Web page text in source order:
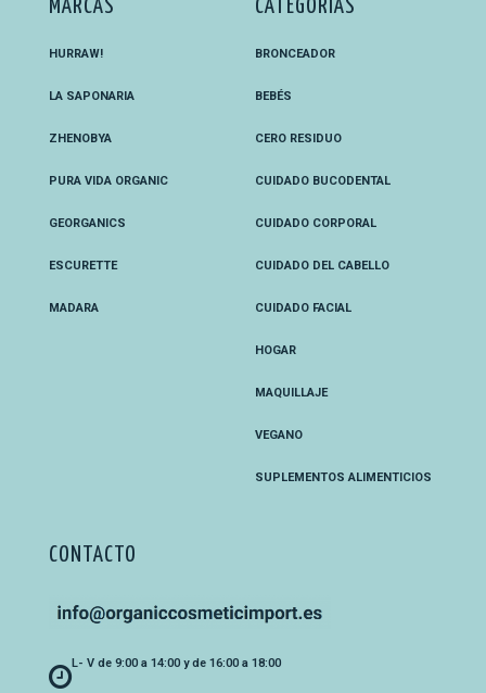
MARCAS
HURRAW!
LA SAPONARIA
ZHENOBYA
PURA VIDA ORGANIC
GEORGANICS
ESCURETTE
MADARA
CATEGORÍAS
BRONCEADOR
BEBÉS
CERO RESIDUO
CUIDADO BUCODENTAL
CUIDADO CORPORAL
CUIDADO DEL CABELLO
CUIDADO FACIAL
HOGAR
MAQUILLAJE
VEGANO
SUPLEMENTOS ALIMENTICIOS
CONTACTO
L- V de 9:00 a 14:00 y de 16:00 a 18:00